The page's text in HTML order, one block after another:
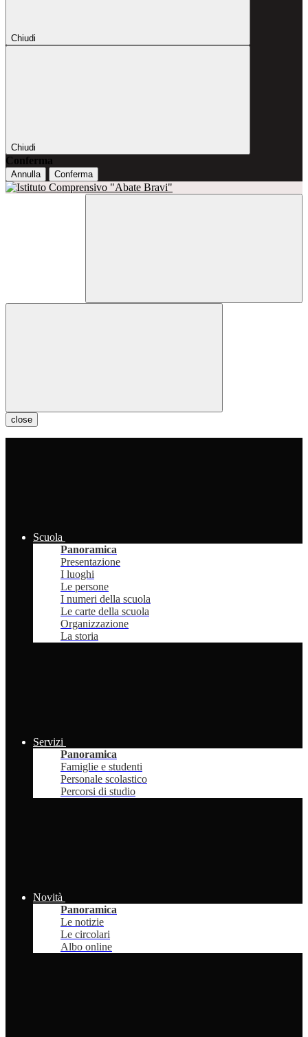
Chiudi
Chiudi
Conferma
Annulla Conferma
close
Scuola
Panoramica
Presentazione
I luoghi
Le persone
I numeri della scuola
Le carte della scuola
Organizzazione
La storia
Servizi
Panoramica
Famiglie e studenti
Personale scolastico
Percorsi di studio
Novità
Panoramica
Le notizie
Le circolari
Albo online